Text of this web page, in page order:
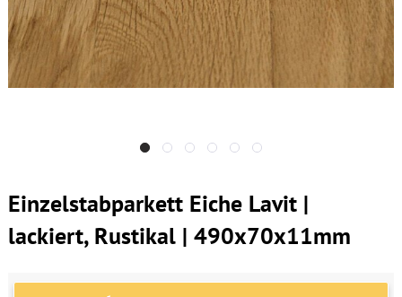
Einzelstabparkett Eiche Lavit |
lackiert, Rustikal | 490x70x11mm